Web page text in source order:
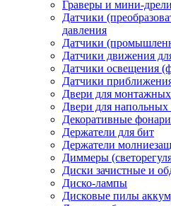
Граверы и мини-
Датчики
давления
Датчики
Датчики движения
Датчики освещения
Датчики
Двери для
Двери для
Декоративные фонари
Держатели для бит
Держатели
Диммеры
Диски зачистные и
Диско-лампы
Дисковые пилы